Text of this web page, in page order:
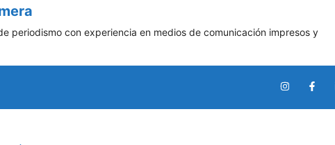
periodismo con experiencia en medios de comunicación impresos y